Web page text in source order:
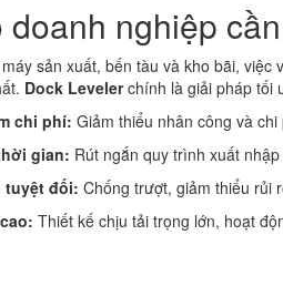
doanh nghiệp
sản xuất, bến tàu và kho bãi,
Dock Levelerchính là giải pháp tối
chi phí: Giảm thiểu nhân công và
gian: Rút ngắn quy trình xuất
tuyệt đối: Chống trượt, giảm thiểu rủi
Thiết kế chịu tải trọng lớn, hoạt